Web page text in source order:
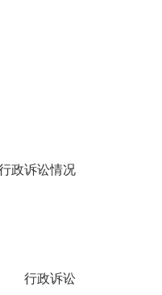
政诉讼情况
行政诉讼